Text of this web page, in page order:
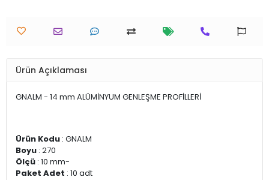
Ürün Açıklaması
GNALM - 14 mm ALÜMİNYUM GENLEŞME PROFİLLERİ
Ürün Kodu : GNALM
Boyu : 270
Ölçü : 10 mm-
Paket Adet : 10 adt